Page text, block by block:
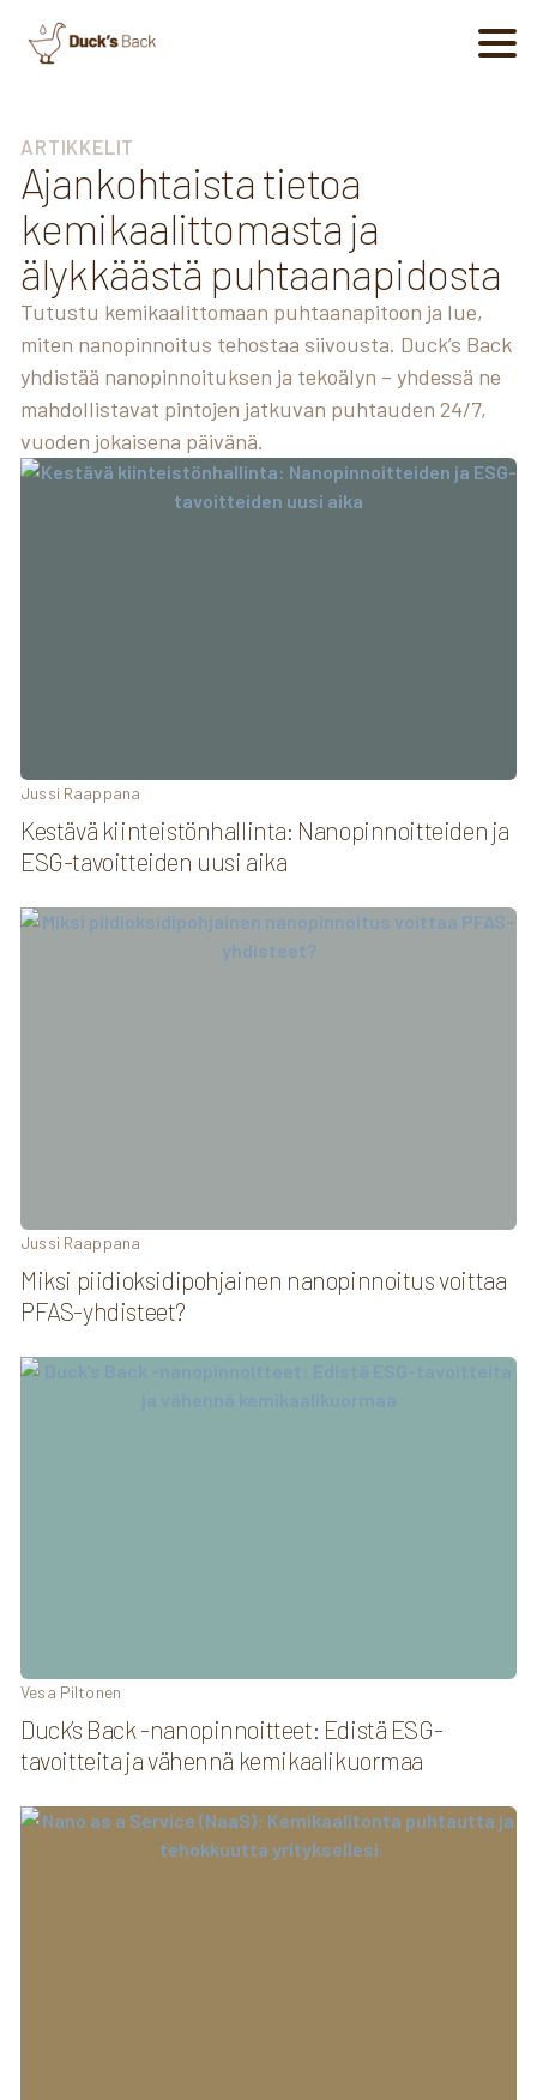
ARTIKKELIT
Ajankohtaista tietoa
kemikaalittomasta ja
älykkäästä puhtaanapidosta
Tutustu kemikaalittomaan puhtaanapitoon ja lue,
miten nanopinnoitus tehostaa siivousta. Duck’s Back
yhdistää nanopinnoituksen ja tekoälyn – yhdessä ne
mahdollistavat pintojen jatkuvan puhtauden 24/7,
vuoden jokaisena päivänä.
Kestävä kiinteistönhallinta: Nanopinnoitteiden ja
ESG-tavoitteiden uusi aika
Jussi Raappana
Miksi piidioksidipohjainen nanopinnoitus voittaa
PFAS-yhdisteet?
Jussi Raappana
Duck’s Back -nanopinnoitteet: Edistä ESG-
tavoitteita ja vähennä kemikaalikuormaa
Vesa Piltonen